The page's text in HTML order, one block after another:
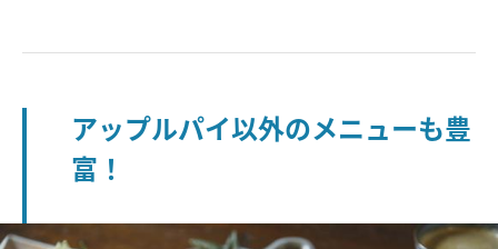
アップルパイ以外のメニューも豊
富！